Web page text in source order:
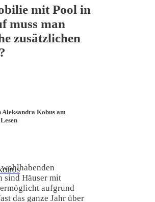
mit Pool in
muss man
zusätzlichen
Aleksandra Kobus am
sind Häuser mit
aufgrund
das ganze Jahr über